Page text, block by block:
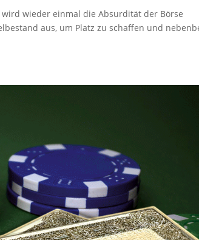
wieder einmal die Absurdität der Börse
aus, um Platz zu schaffen und